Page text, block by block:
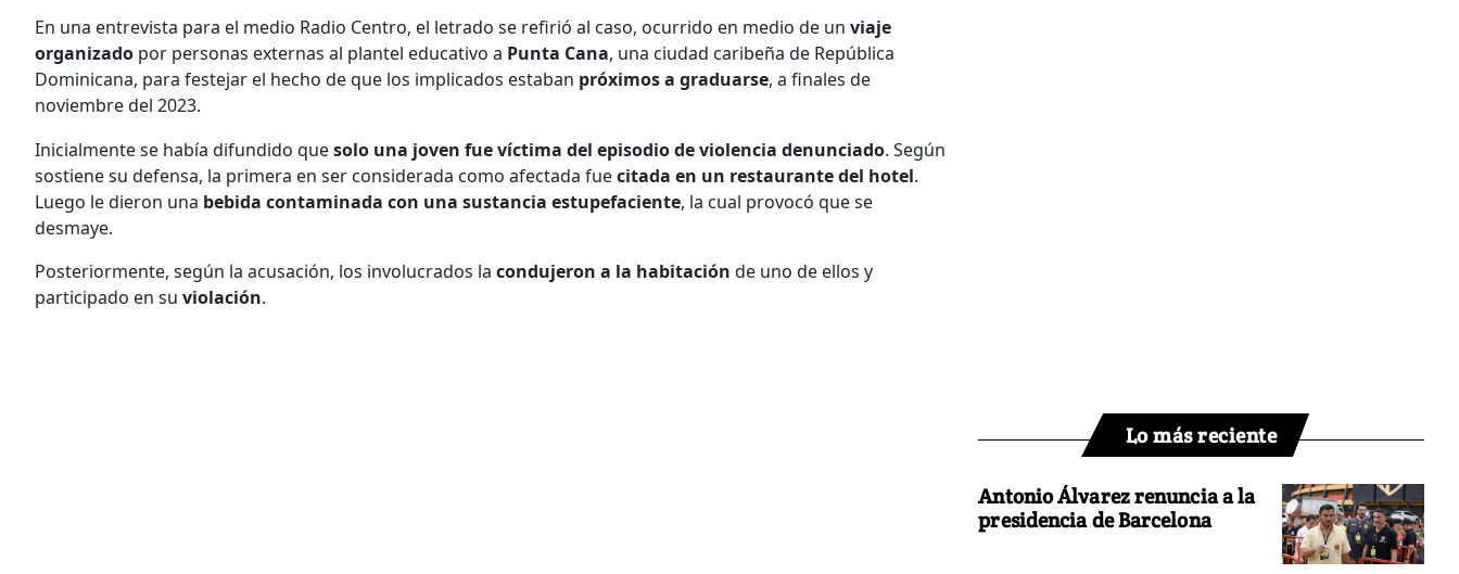
En una entrevista para el medio Radio Centro, el letrado se refirió al caso, ocurrido en medio de un viaje
organizado por personas externas al plantel educativo a Punta Cana, una ciudad caribeña de República
Dominicana, para festejar el hecho de que los implicados estaban próximos a graduarse, a finales de
noviembre del 2023.
Inicialmente se había difundido quesolo una joven fue víctima del episodio de violencia denunciado. Según
sostiene su defensa, la primera en ser considerada como afectada fuecitada en un restaurante del hotel.
Luego le dieron una bebida contaminada con una sustancia estupefaciente, la cual provocó que se
desmaye.
Posteriormente, según la acusación, los involucrados la condujeron a la habitación de uno de ellos y
participado en su violación.
Lo más reciente
Antonio Álvarez renuncia a la
presidencia de Barcelona